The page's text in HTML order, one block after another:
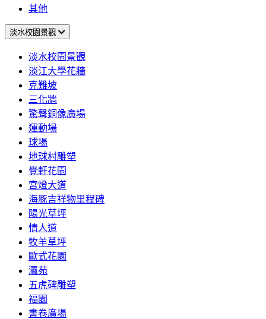
其他
淡水校園景觀
淡水校園景觀
淡江大學花牆
克難坡
三化牆
驚聲銅像廣場
運動場
球場
地球村雕塑
覺軒花園
宮燈大道
海豚吉祥物里程碑
陽光草坪
情人道
牧羊草坪
歐式花園
瀛苑
五虎碑雕塑
福園
書卷廣場